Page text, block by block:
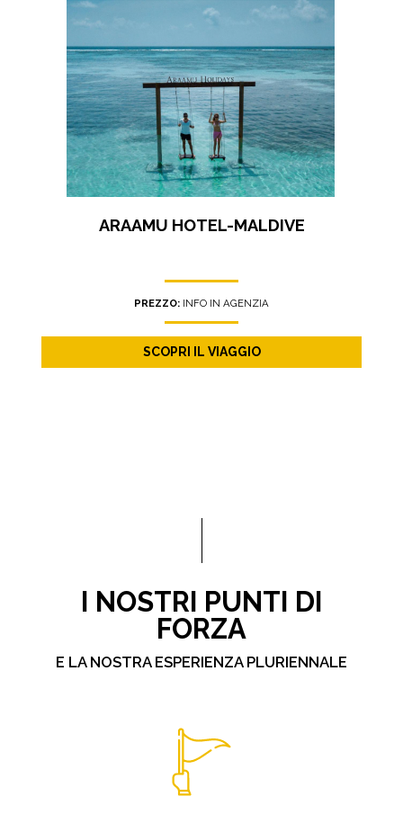
ARAAMU HOTEL-MALDIVE
PREZZO: INFO IN AGENZIA
SCOPRI IL VIAGGIO
I NOSTRI PUNTI DI
FORZA
E LA NOSTRA ESPERIENZA PLURIENNALE